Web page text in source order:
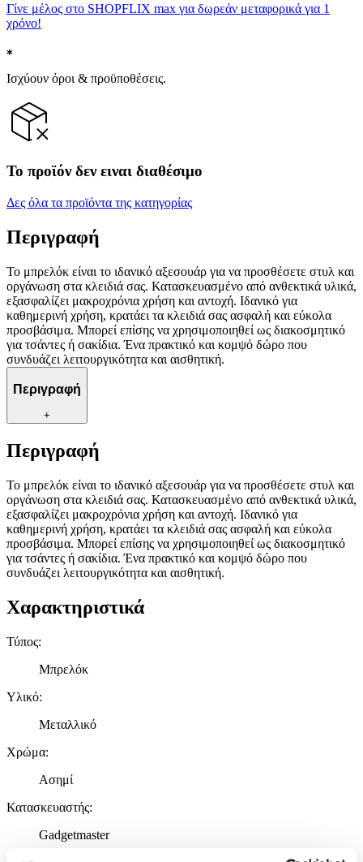
Γίνε μέλος στο SHOPFLIX max για δωρεάν μεταφορικά για 1
χρόνο!
Ισχύουν όροι & προϋποθέσεις.
Το προϊόν δεν ειναι διαθέσιμο
Δες όλα τα προϊόντα της κατηγορίας
Περιγραφή
Το μπρελόκ είναι το ιδανικό αξεσουάρ για να προσθέσετε στυλ και
οργάνωση στα κλειδιά σας. Κατασκευασμένο από ανθεκτικά υλικά,
εξασφαλίζει μακροχρόνια χρήση και αντοχή. Ιδανικό για
καθημερινή χρήση, κρατάει τα κλειδιά σας ασφαλή και εύκολα
προσβάσιμα. Μπορεί επίσης να χρησιμοποιηθεί ως διακοσμητικό
για τσάντες ή σακίδια. Ένα πρακτικό και κομψό δώρο που
συνδυάζει λειτουργικότητα και αισθητική.
Περιγραφή
+
Περιγραφή
Το μπρελόκ είναι το ιδανικό αξεσουάρ για να προσθέσετε στυλ και
οργάνωση στα κλειδιά σας. Κατασκευασμένο από ανθεκτικά υλικά,
εξασφαλίζει μακροχρόνια χρήση και αντοχή. Ιδανικό για
καθημερινή χρήση, κρατάει τα κλειδιά σας ασφαλή και εύκολα
προσβάσιμα. Μπορεί επίσης να χρησιμοποιηθεί ως διακοσμητικό
για τσάντες ή σακίδια. Ένα πρακτικό και κομψό δώρο που
συνδυάζει λειτουργικότητα και αισθητική.
Χαρακτηριστικά
Τύπος:
Μπρελόκ
Υλικό:
Μεταλλικό
Χρώμα:
Ασημί
Κατασκευαστής:
Gadgetmaster